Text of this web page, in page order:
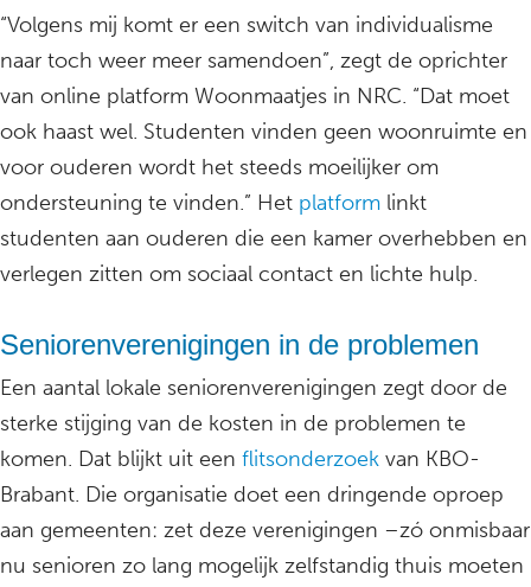
“Volgens mij komt er een switch van individualisme
naar toch weer meer samendoen”, zegt de oprichter
van online platform Woonmaatjes in NRC. “Dat moet
ook haast wel. Studenten vinden geen woonruimte en
voor ouderen wordt het steeds moeilijker om
ondersteuning te vinden.” Het platform linkt
studenten aan ouderen die een kamer overhebben en
verlegen zitten om sociaal contact en lichte hulp.
Seniorenverenigingen in de problemen
Een aantal lokale seniorenverenigingen zegt door de
sterke stijging van de kosten in de problemen te
komen. Dat blijkt uit een flitsonderzoek van KBO-
Brabant. Die organisatie doet een dringende oproep
aan gemeenten: zet deze verenigingen –zó onmisbaar
nu senioren zo lang mogelijk zelfstandig thuis moeten